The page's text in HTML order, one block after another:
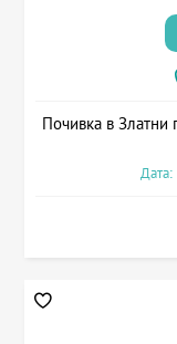
Почивка в Златни